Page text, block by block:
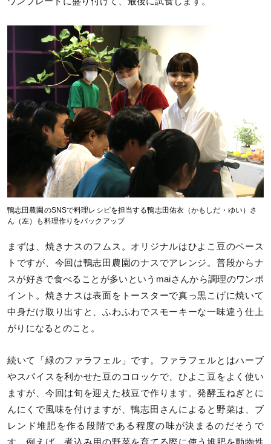
鴨志田農園のSNSで料理レシピを担当する鴨志田佑衣（かもしだ・ゆい）さ
ん（左）も料理作りをバックアップ
まずは、焼きナスのフムス。オリジナルはひよこ豆のペース
トですが、今回は鴨志田農園のナスでアレンジ。普段からナ
スが好きで食べることが多いというmaiさんから調理のワンポ
イント。焼きナスは表面をトースターで真っ黒こげに焼いて
中身だけ取り出すと、ふわふわでスモーキーな一味違う仕上
がりになるとのこと。
続いて「緑のファラフェル」です。ファラフェルとはハーブ
やスパイスを利かせた豆のコロッケで、ひよこ豆をよく使い
ますが、今回は旬を迎えた枝豆で作ります。発酵玉ねぎとに
んにくで風味を付けますが、鴨志田さんによると野菜は、ブ
レンド堆肥を作る段階である程度の味が決まるのだそうで